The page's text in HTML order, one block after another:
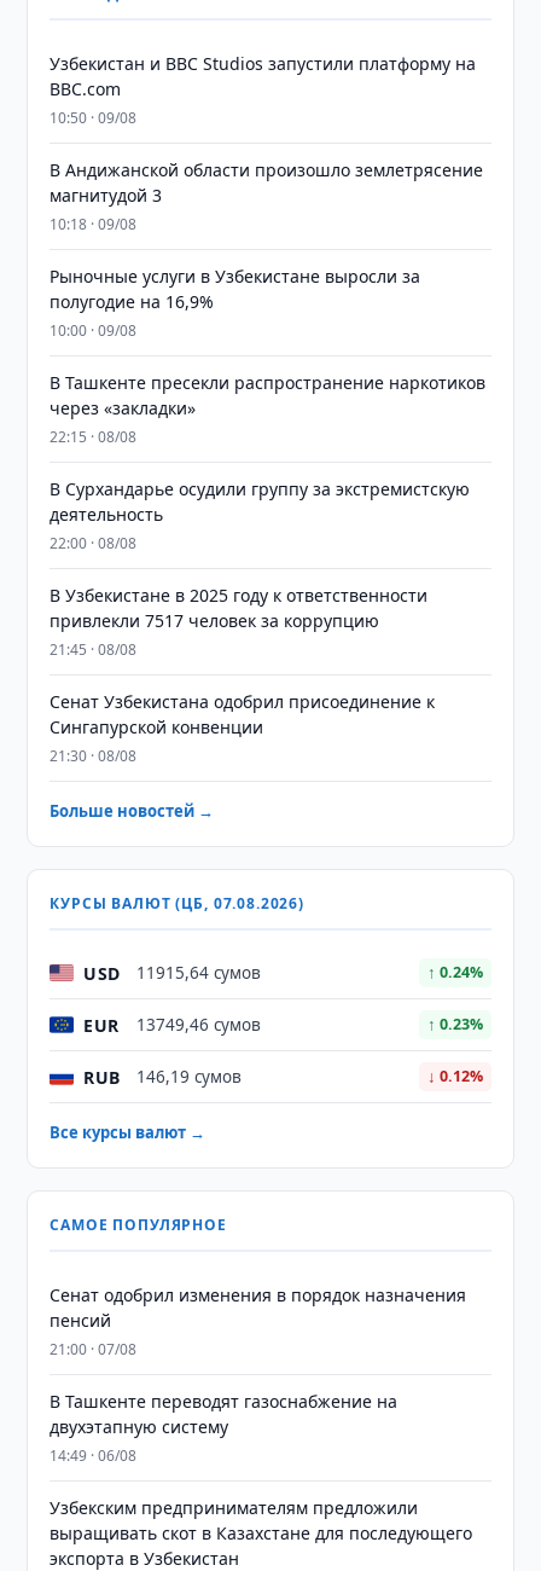
Узбекистан и BBC Studios запустили платформу на
BBC.com
10:50 · 09/08
В Андижанской области произошло землетрясение
магнитудой 3
10:18 · 09/08
Рыночные услуги в Узбекистане выросли за
полугодие на 16,9%
10:00 · 09/08
В Ташкенте пресекли распространение наркотиков
через «закладки»
22:15 · 08/08
В Сурхандарье осудили группу за экстремистскую
деятельность
22:00 · 08/08
В Узбекистане в 2025 году к ответственности
привлекли 7517 человек за коррупцию
21:45 · 08/08
Сенат Узбекистана одобрил присоединение к
Сингапурской конвенции
21:30 · 08/08
Больше новостей →
КУРСЫ ВАЛЮТ (ЦБ, 07.08.2026)
USD 11915,64 сумов ↑ 0.24%
EUR 13749,46 сумов ↑ 0.23%
RUB 146,19 сумов ↓ 0.12%
Все курсы валют →
САМОЕ ПОПУЛЯРНОЕ
Сенат одобрил изменения в порядок назначения
пенсий
21:00 · 07/08
В Ташкенте переводят газоснабжение на
двухэтапную систему
14:49 · 06/08
Узбекским предпринимателям предложили
выращивать скот в Казахстане для последующего
экспорта в Узбекистан